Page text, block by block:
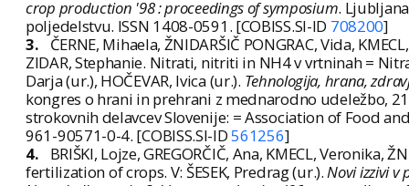
crop production '98 : proceedings of symposium.
poljedelstvu. ISSN 1408-0591. [COBISS.SI-ID 708200]
3.
ČERNE, Mihaela, ŽNIDARŠIČ PONGRAC, Vida,
ZIDAR, Stephanie. Nitrati, nitriti in NH4 v vrtninah =
Darja (ur.), HOČEVAR, Ivica (ur.). Tehnologija, hrana,
kongres o hrani in prehrani z mednarodno udeležbo,
strokovnih delavcev Slovenije: = Association of Food
961-90571-0-4. [COBISS.SI-ID561256]
4.
BRIŠKI, Lojze, GREGORČIČ, Ana, KMECL,
fertilization of crops. V: ŠESEK, Predrag (ur.).Novi izzivi v